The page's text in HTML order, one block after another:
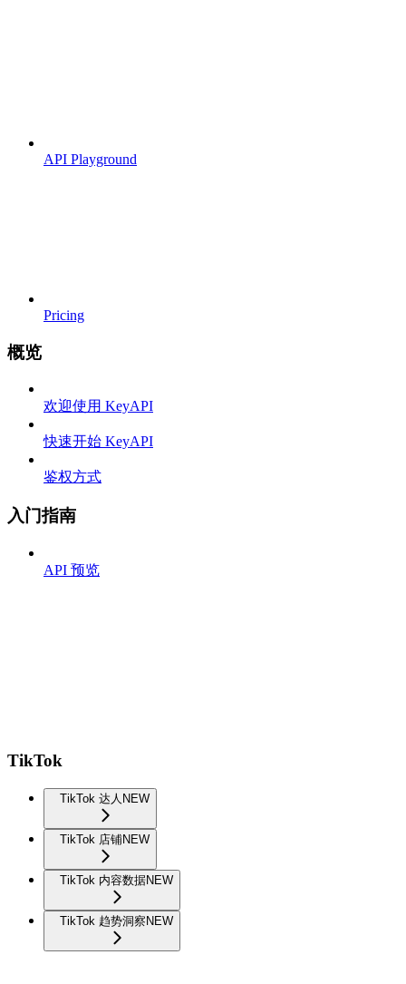
API Playground
Pricing
概览
欢迎使用 KeyAPI
快速开始 KeyAPI
鉴权方式
入门指南
API 预览
TikTok
TikTok 达人 NEW
TikTok 店铺NEW
TikTok 内容数据NEW
TikTok 趋势洞察 NEW